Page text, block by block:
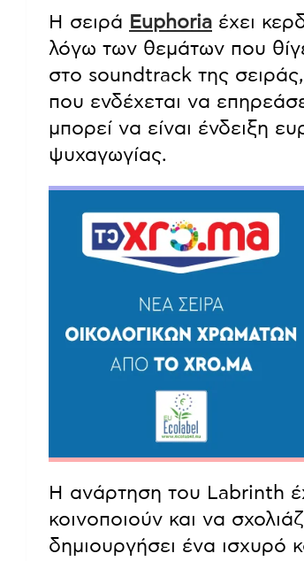
Η σειρά Euphoria έχει
λόγω των θεμάτων που
στο soundtrack της σειράς,
που ενδέχεται να
μπορεί να είναι ένδειξη
ψυχαγωγίας.
Η ανάρτηση του Labrinth
κοινοποιούν και να
δημιουργήσει ένα ισχυρό